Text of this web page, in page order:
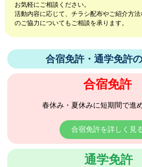
お気軽にご相談ください。
活動内容に応じて、チラシ配布やご紹介方
のご協力についてもご相談を承ります。
合宿免許・通学免許
合宿免許
春休み・夏休みに短期間で進
合宿免許を詳しく見
通学免許